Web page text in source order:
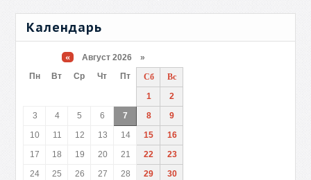
Календарь
« Август 2026 »
Пн
Вт Ср Чт Пт Сб
Вс
1
2
3
4 5 6 7 8
9
10
11 12 13 14 15
16
17
18 19 20 21 22
23
24
25 26 27 28 29
30